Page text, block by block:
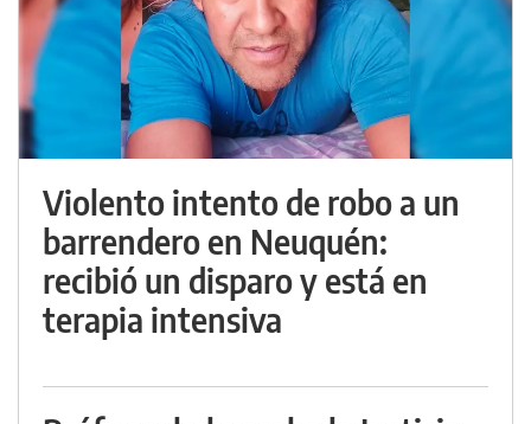
Violento intento de robo a un
barrendero en Neuquén:
recibió un disparo y está en
terapia intensiva